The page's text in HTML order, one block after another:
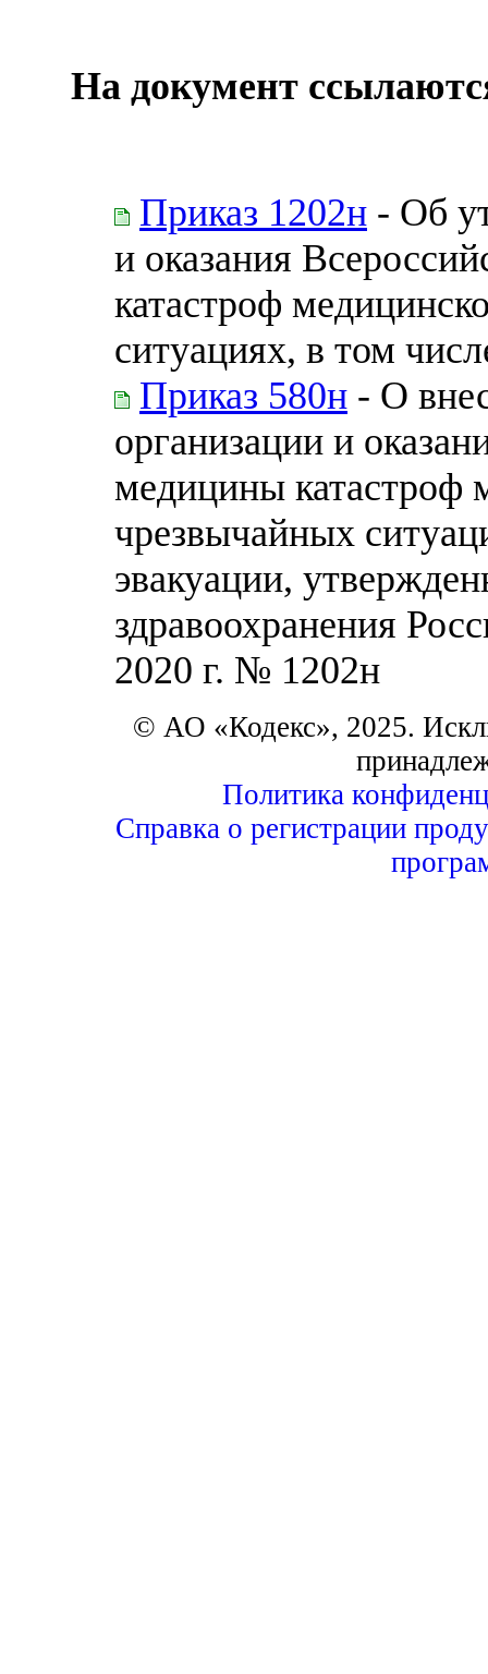
На документ
Приказ 1202н - Об
и оказания
катастроф
ситуациях, в том
Приказ 580н - О
организации и
медицины катастроф
чрезвычайных
эвакуации,
здравоохранения
2020 г. № 1202н
© АО «Кодекс», 2025.
Политика
Справка о регистрации